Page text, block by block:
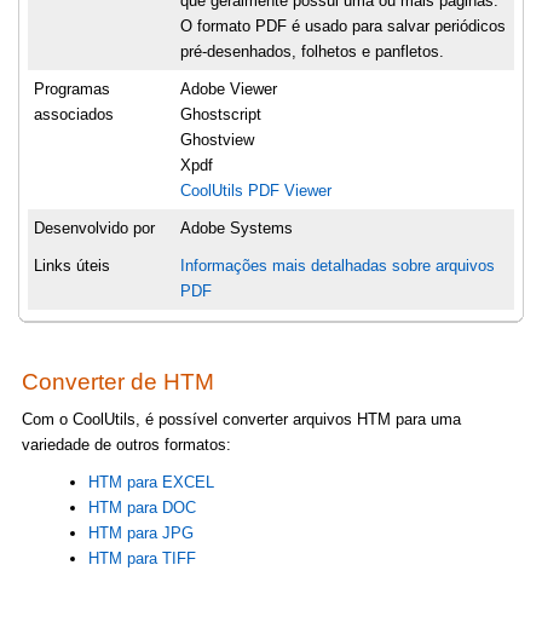
O formato PDF é usado para salvar periódicos
pré-desenhados, folhetos e panfletos.
Programas
associados
Adobe Viewer
Ghostscript
Ghostview
Xpdf
CoolUtils PDF Viewer
Desenvolvido por Adobe Systems
Links úteis
Informações mais detalhadas sobre arquivos
PDF
Converter de HTM
Com o CoolUtils, é possível converter arquivos HTM para uma
variedade de outros formatos:
HTM para EXCEL
HTM para DOC
HTM para JPG
HTM para TIFF